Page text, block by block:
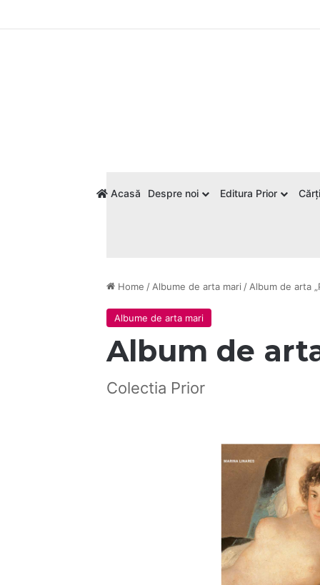
Acasă Despre noi Editura Prior
Home / Albume de arta mari / Album de arta
Albume de arta mari
Album de
Colectia Prior